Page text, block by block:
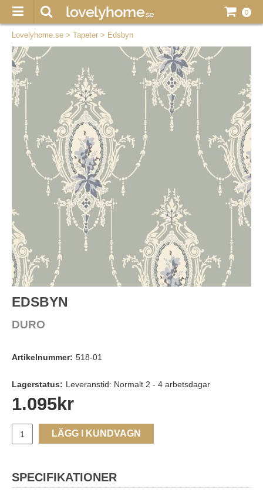
0
Lovelyhome.se > Tapeter > Edsbyn
EDSBYN
DURO
Artikelnummer: 518-01
Lagerstatus: Leveranstid: Normalt 2 - 4 arbetsdagar
1.095kr
LÄGG I KUNDVAGN
SPECIFIKATIONER